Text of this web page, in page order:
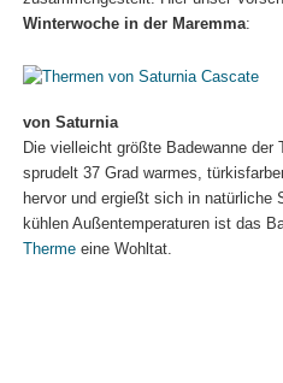
Winterwoche in der Maremma:
von Saturnia
Die vielleicht größte Badewanne
sprudelt 37 Grad warmes,
hervor und ergießt sich in natürliche
kühlen Außentemperaturen ist das
Thermeeine Wohltat.